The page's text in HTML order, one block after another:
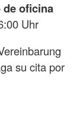
de oficina
Uhr
su cita por